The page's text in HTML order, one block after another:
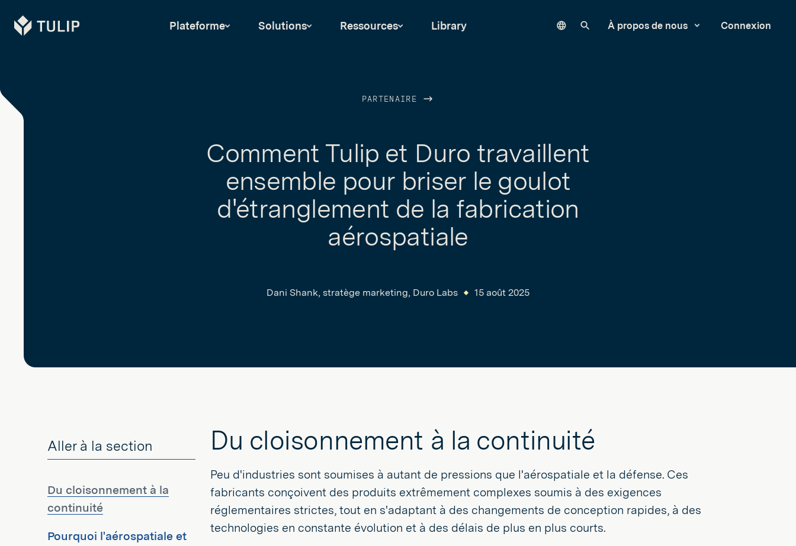
Tulip Plateforme Solutions Ressources Library LanguageRechercher sur notre site
À propos de nous Connexion
PARTENAIRE
Comment Tulip et Duro travaillent
ensemble pour briser le goulot
d'étranglement de la fabrication
aérospatiale
Dani Shank, stratège marketing, Duro Labs 15 août 2025
Aller à la section
Du cloisonnement à la
continuité
Pourquoi l'aérospatiale et
Du cloisonnement à la continuité
Peu d'industries sont soumises à autant de pressions que l'aérospatiale et la défense. Ces
fabricants conçoivent des produits extrêmement complexes soumis à des exigences
réglementaires strictes, tout en s'adaptant à des changements de conception rapides, à des
technologies en constante évolution et à des délais de plus en plus courts.